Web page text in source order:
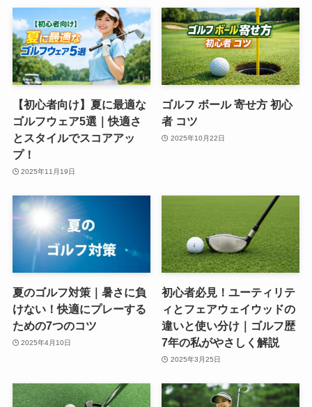
【初心者向け】夏に最適な
ゴルフウェア5選｜快適さ
とスタイルでスコアアッ
プ！
2025年11月19日
ゴルフ ボール 寄せ方 初心
者 コツ
2025年10月22日
夏のゴルフ対策｜暑さに負
けない！快適にプレーする
ための7つのコツ
2025年4月10日
初心者必見！ユーティリテ
ィとフェアウェイウッドの
違いと使い分け｜ゴルフ歴
7年の私がやさしく解説
2025年3月25日